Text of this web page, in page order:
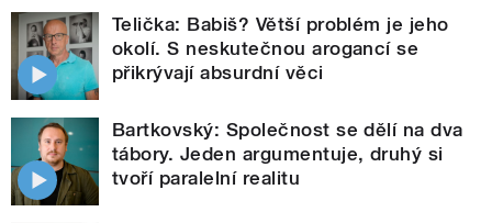
Telička: Babiš? Větší problém je jeho
okolí. S neskutečnou arogancí se
přikrývají absurdní věci
Bartkovský: Společnost se dělí na dva
tábory. Jeden argumentuje, druhý si
tvoří paralelní realitu